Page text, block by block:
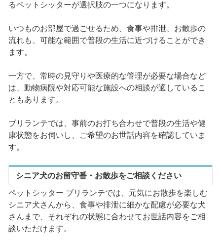
るペットシッターが選択肢の一つになります。
いつものお部屋で過ごせるため、食事や排泄、お散歩の
流れも、可能な範囲で普段の生活に近づけることができ
ます。
一方で、常時の見守りや医療的な管理が必要な場合など
は、動物病院や対応可能な施設への相談が適しているこ
ともあります。
ブリランテでは、事前のお打ち合わせで普段の生活や健
康状態をお伺いし、ご希望のお世話内容を確認していま
す。
シニア犬のお留守番・お散歩をご相談ください
ペットシッター ブリランテでは、元気にお散歩を楽しむ
シニア犬さんから、食事や排泄に細かな配慮が必要な犬
さんまで、それぞれの状態に合わせてお世話内容をご相
談いただけます。